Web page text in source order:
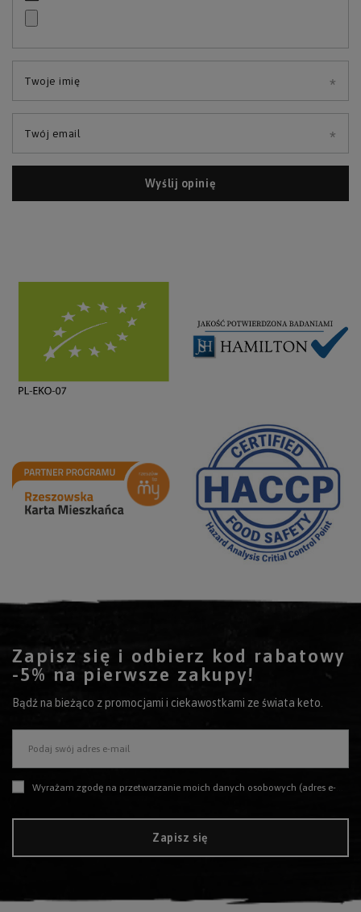
Twoje imię
Twój email
Wyślij opinię
Zapisz się i odbierz kod rabatowy
-5% na pierwsze zakupy!
Bądź na bieżąco z promocjami i ciekawostkami ze świata keto.
Podaj swój adres e-mail
Wyrażam zgodę na przetwarzanie moich danych osobowych (adres e-mail) na potrzeby wysyłki newslettera z informacją handlową (marketing). Więcej w
Zapisz się